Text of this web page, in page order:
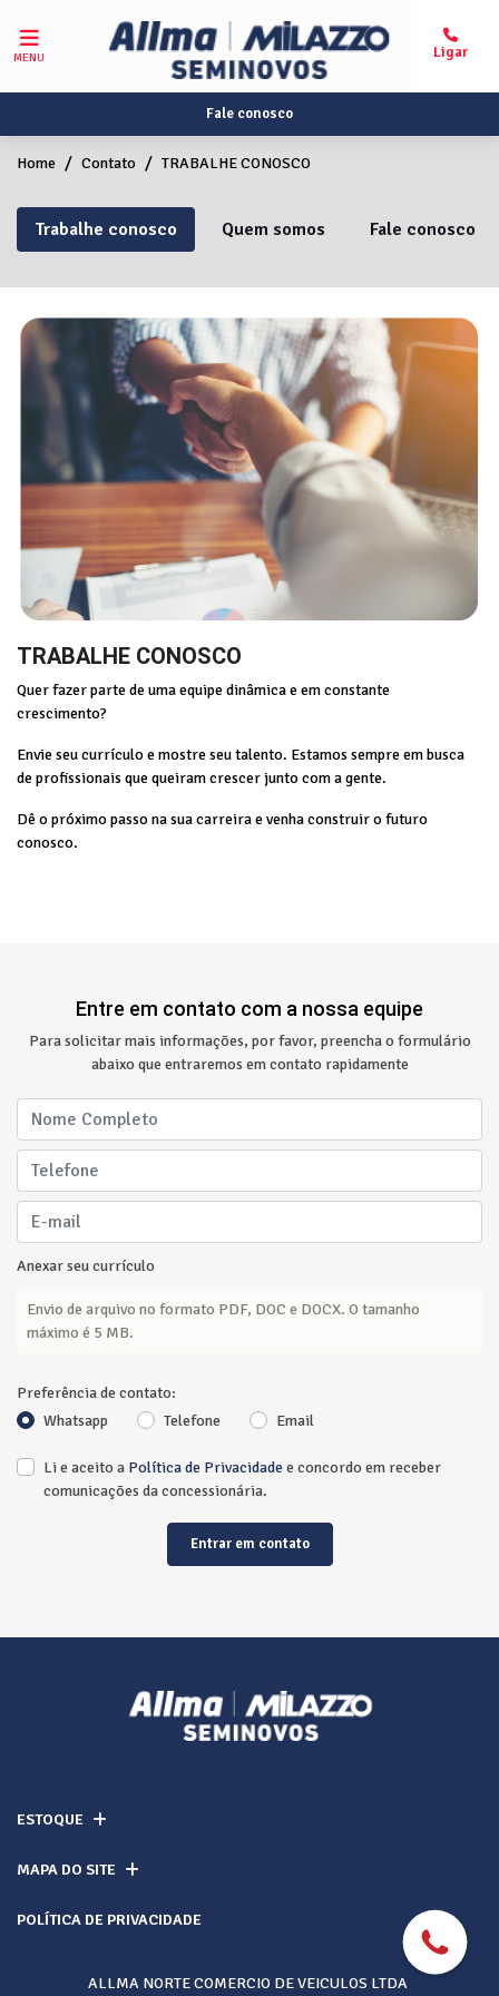
MENU
Fale conosco
Home Contato TRABALHE CONOSCO
Quem somos Fale conosco
Trabalhe conosco
TRABALHE CONOSCO
Quer fazer parte de uma equipe dinâmica e em constante
crescimento?
Envie seu currículo e mostre seu talento. Estamos sempre em busca
de profissionais que queiram crescer junto com a gente.
Dê o próximo passo na sua carreira e venha construir o futuro
conosco.
Entre em contato com a nossa equipe
Para solicitar mais informações, por favor, preencha o formulário
abaixo que entraremos em contato rapidamente
Anexar seu currículo
Envio de arquivo no formato PDF, DOC e DOCX. O tamanho
máximo é 5 MB.
Preferência de contato:
Whatsapp
Telefone Email
Li e aceito a Política de Privacidade e concordo em receber
comunicações da concessionária.
Entrar em contato
ESTOQUE
MAPA DO SITE
POLÍTICA DE PRIVACIDADE
ALLMA NORTE COMERCIO DE VEICULOS LTDA